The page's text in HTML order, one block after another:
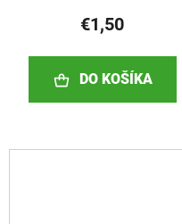
€1,50
DO KOŠÍKA